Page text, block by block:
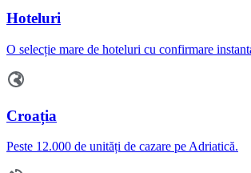
Hoteluri
O selecție mare de hoteluri cu confirmare
Croația
Peste 12.000 de unități de cazare pe Adriatică.